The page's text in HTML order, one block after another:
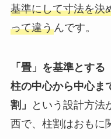
基準にして寸法を決
って違うんです。
「畳」を基準とする
柱の中心から中心ま
割」
という設計方法
西で、柱割はおもに